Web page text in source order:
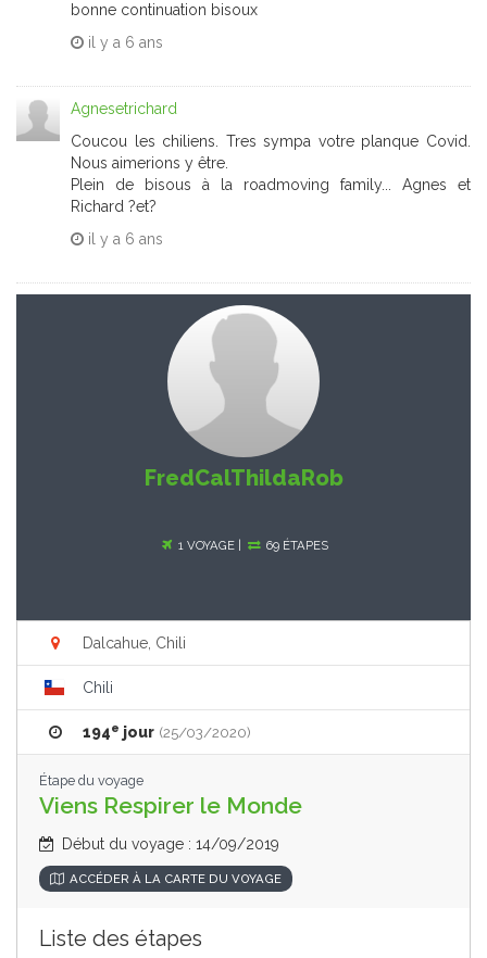
bonne continuation bisoux
il y a 6 ans
Agnesetrichard
Coucou les chiliens. Tres sympa votre planque Covid.
Nous aimerions y être.
Plein de bisous à la roadmoving family... Agnes et
Richard ?et?
il y a 6 ans
FredCalThildaRob
1 VOYAGE | 69 ÉTAPES
Dalcahue, Chili
Chili
194e jour (25/03/2020)
Étape du voyage
Viens Respirer le Monde
Début du voyage : 14/09/2019
ACCÉDER À LA CARTE DU VOYAGE
Liste des étapes